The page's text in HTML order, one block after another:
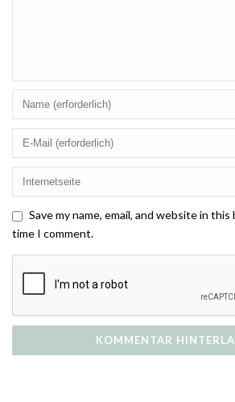
Save my name, email, and website in
time I comment.